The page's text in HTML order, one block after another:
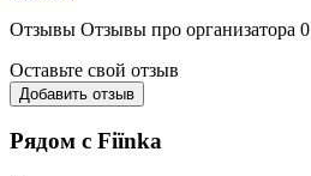
Отзывы Отзывы про организатора 0
Оставьте свой отзыв
Добавить отзыв
Рядом с Fiїnka